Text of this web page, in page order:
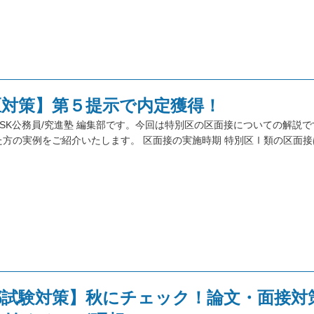
策】第５提示で内定獲得！
公務員/究進塾 編集部です。今回は特別区の区面接についての解説
方の実例をご紹介いたします。 区面接の実施時期 特別区Ⅰ類の区面
験対策】秋にチェック！論文・面接対